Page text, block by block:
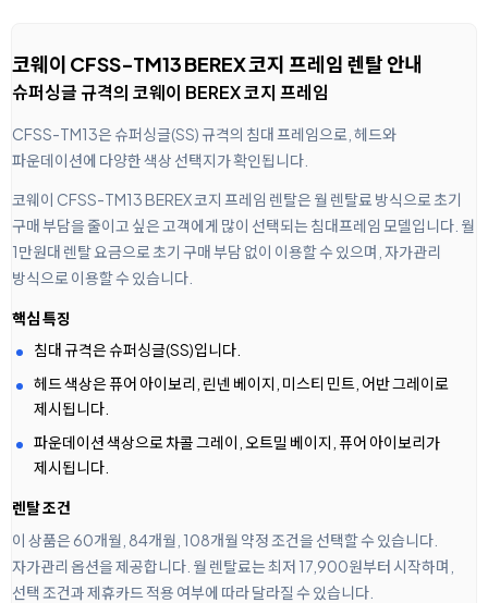
코웨이 CFSS-TM13 BEREX 코지 프레임 렌탈 안내
슈퍼싱글 규격의 코웨이 BEREX 코지 프레임
CFSS-TM13은 슈퍼싱글(SS) 규격의 침대 프레임으로, 헤드와
파운데이션에 다양한 색상 선택지가 확인됩니다.
코웨이 CFSS-TM13 BEREX 코지 프레임 렌탈은 월 렌탈료 방식으로 초기
구매 부담을 줄이고 싶은 고객에게 많이 선택되는 침대프레임 모델입니다. 월
1만원대 렌탈 요금으로 초기 구매 부담 없이 이용할 수 있으며, 자가관리
방식으로 이용할 수 있습니다.
핵심 특징
침대 규격은 슈퍼싱글(SS)입니다.
헤드 색상은 퓨어 아이보리, 린넨 베이지, 미스티 민트, 어반 그레이로
제시됩니다.
파운데이션 색상으로 차콜 그레이, 오트밀 베이지, 퓨어 아이보리가
제시됩니다.
렌탈 조건
이 상품은 60개월, 84개월, 108개월 약정 조건을 선택할 수 있습니다.
자가관리 옵션을 제공합니다. 월 렌탈료는 최저 17,900원부터 시작하며,
선택 조건과 제휴카드 적용 여부에 따라 달라질 수 있습니다.